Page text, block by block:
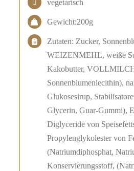
vegetarisch
Gewicht:200g
Zutaten: Zucker,
WEIZENMEHL, weiße
Kakobutter,
Sonnenblumenlecithin),
Glukosesirup,
Glycerin, Guar-Gummi),
Diglyceride von
Propylenglykolester von
(Natriumdiphosphat,
Konservierungsstoff,